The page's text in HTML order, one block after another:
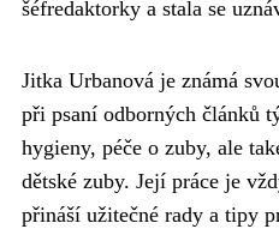
šéfredaktorky a stala se
Jitka Urbanová je známá
při psaní odborných článků
hygieny, péče o zuby, ale
dětské zuby. Její práce je
přináší užitečné rady a tipy